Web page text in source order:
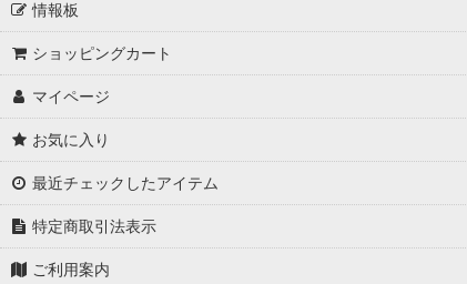
情報板
ショッピングカート
マイページ
お気に入り
最近チェックしたアイテム
特定商取引法表示
ご利用案内